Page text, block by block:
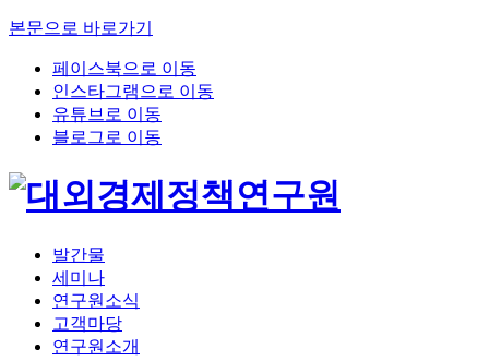
본문으로 바로가기
페이스북으로 이동
인스타그램으로 이동
유튜브로 이동
블로그로 이동
발간물
세미나
연구원소식
고객마당
연구원소개